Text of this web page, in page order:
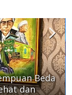
Beda
dan